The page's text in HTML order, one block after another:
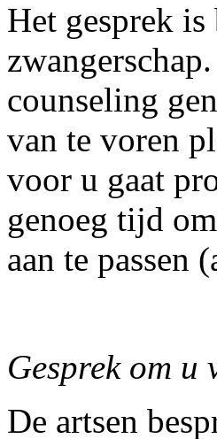
Het gesprek
counseling
van te voren
voor u gaat
genoeg tijd
aan te passen
Gesprek om u
De artsen